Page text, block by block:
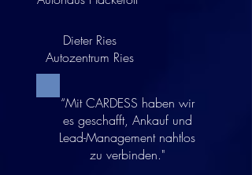
Dieter Ries
Autozentrum Ries
“Mit CARDESS haben wir
es geschafft, Ankauf und
Lead-Management nahtlos
zu verbinden."